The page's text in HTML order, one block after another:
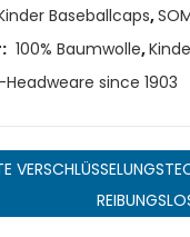
Baseballcaps,
100% Baumwolle,
Headweare since 1903